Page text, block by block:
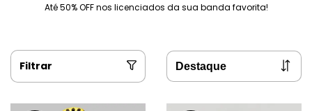
Até 50% OFF nos licenciados da sua banda favorita!
Filtrar